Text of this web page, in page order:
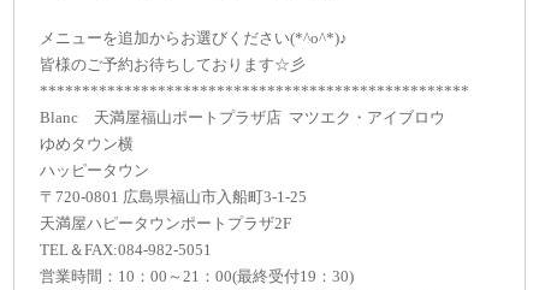
メニューを追加からお選びください(*^o^*)♪
皆様のご予約お待ちしております☆彡
***************************************************
Blanc 天満屋福山ポートプラザ店 マツエク・アイブロウ
ゆめタウン横
ハッピータウン
〒720-0801 広島県福山市入船町3-1-25
天満屋ハピータウンポートプラザ2F
TEL＆FAX:084-982-5051
営業時間：10：00～21：00(最終受付19：30)